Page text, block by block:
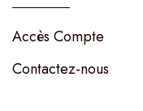
Accès Compte
Contactez-nous